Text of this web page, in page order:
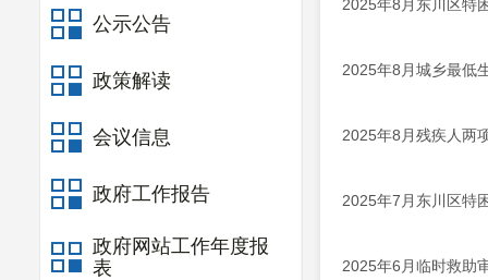
公示公告
政策解读
会议信息
政府工作报告
政府网站工作年度报
表
2025年8月东川区特
2025年8月城乡最低
2025年8月残疾人两
2025年7月东川区特
2025年6月临时救助